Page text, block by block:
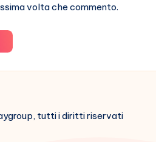
volta che commento.
tutti i diritti riservati